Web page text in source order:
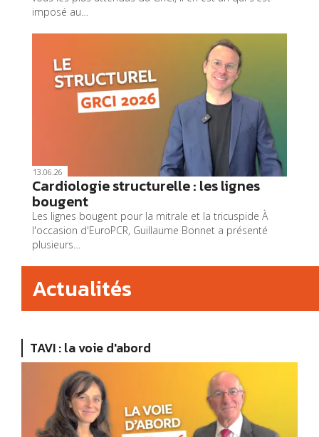
imposé au…
13.06.26
Cardiologie structurelle : les lignes
bougent
Les lignes bougent pour la mitrale et la tricuspide À
l'occasion d'EuroPCR, Guillaume Bonnet a présenté
plusieurs…
Actualités
TAVI : la voie d'abord